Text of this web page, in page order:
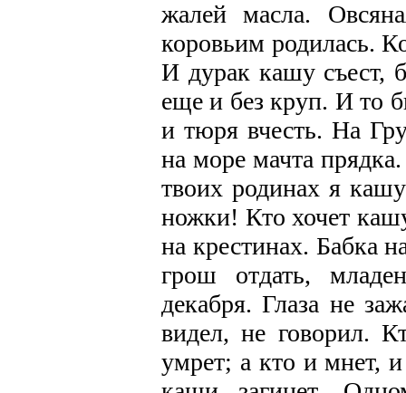
жалей масла.
коровьим родилась.
И дурак кашу съест,
еще и без круп. И то
и тюря вчесть. На
на море мачта
твоих родинах я
ножки! Кто хочет
на крестинах. Бабка
грош отдать,
декабря. Глаза не
видел, не говорил.
умрет; а кто и мнет,